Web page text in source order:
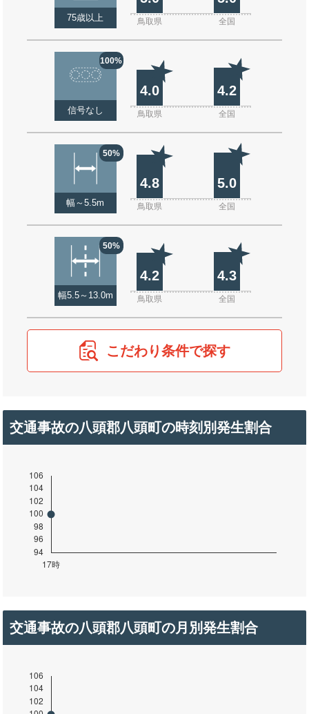
75歳以上 鳥取県 全国
100%
信号なし
4.0 4.2
鳥取県 全国
50%
幅～5.5m
4.8 5.0
鳥取県 全国
50%
幅5.5～13.0m
4.2 4.3
鳥取県 全国
こだわり条件で探す
交通事故の八頭郡八頭町の時刻別発生割合
交通事故の八頭郡八頭町の月別発生割合